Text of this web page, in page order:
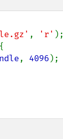
, 'r' );
, 4096 );